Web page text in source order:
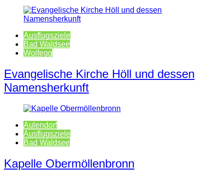
Ausflugsziele
Bad Waldsee
Wolfegg
Evangelische Kirche Höll und dessen
Namensherkunft
Aulendorf
Ausflugsziele
Bad Waldsee
Kapelle Obermöllenbronn